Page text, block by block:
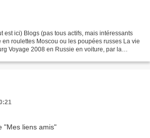
est ici) Blogs (pas tous actifs, mais intéressants
roulettes Moscou ou les poupées russes La vie
Voyage 2008 en Russie en voiture, par la